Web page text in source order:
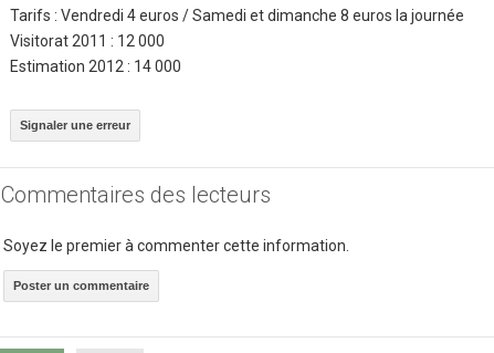
Tarifs : Vendredi 4 euros / Samedi et dimanche 8 euros la journée
Visitorat 2011 : 12 000
Estimation 2012 : 14 000
Signaler une erreur
Commentaires des lecteurs
Soyez le premier à commenter cette information.
Poster un commentaire